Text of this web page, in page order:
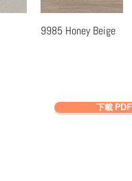
快速瀏覽
9985 Honey Beige
下載 PDF